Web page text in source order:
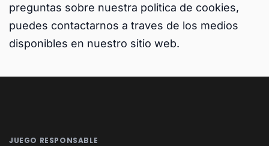
preguntas sobre nuestra politica de cookies,
puedes contactarnos a traves de los medios
disponibles en nuestro sitio web.
JUEGO RESPONSABLE